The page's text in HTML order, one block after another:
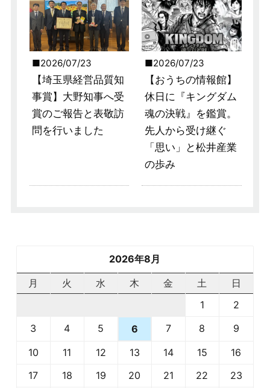
2026/07/23
【埼玉県経営品質知
事賞】大野知事へ受
賞のご報告と表敬訪
問を行いました
2026/07/23
【おうちの情報館】
休日に『キングダム
魂の決戦』を鑑賞。
先人から受け継ぐ
「思い」と松井産業
の歩み
2026年8月
月
火 水 木 金 土
日
1
2
3
4 5 6 7 8
9
10
11 12 13 14 15
16
17
18 19 20 21 22
23